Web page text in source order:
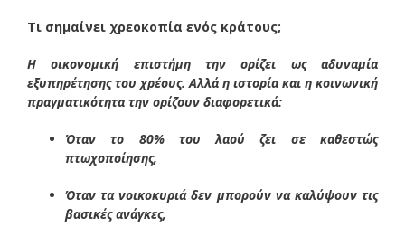
Τι σημαίνει χρεοκοπία ενός κράτους;
Η οικονομική επιστήμη την ορίζει ως αδυναμία
εξυπηρέτησης του χρέους. Αλλά η ιστορία και η κοινωνική
πραγματικότητα την ορίζουν διαφορετικά:
Όταν το 80% του λαού ζει σε καθεστώς
πτωχοποίησης,
Όταν τα νοικοκυριά δεν μπορούν να καλύψουν τις
βασικές ανάγκες,